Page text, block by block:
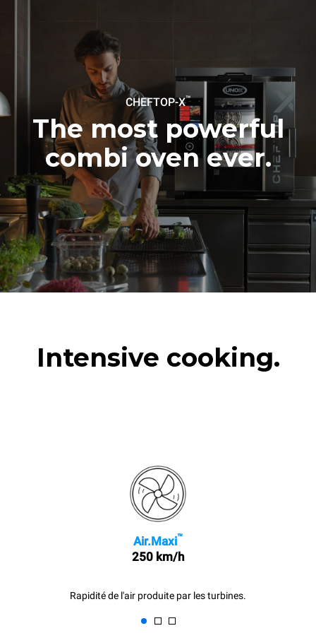
renouvelables.Greenhouse
Gas Protocol
CHEFTOP-X™
The most powerful
combi oven ever.
Intensive cooking.
Air.Maxi™
250 km/h
Rapidité de l'air produite par les turbines.